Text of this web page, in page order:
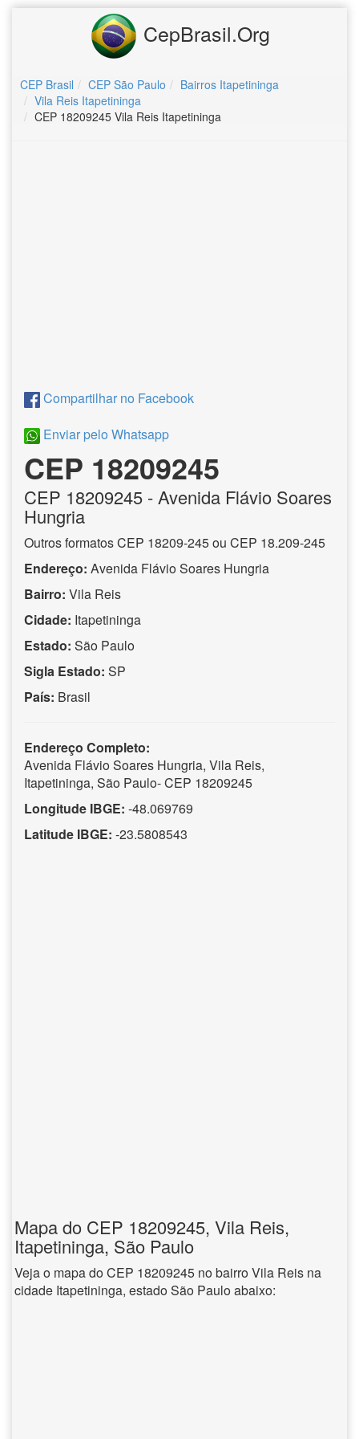
CepBrasil.Org
CEP Brasil CEP São Paulo
Bairros Itapetininga
Vila Reis Itapetininga
CEP 18209245 Vila Reis Itapetininga
Compartilhar no Facebook
Enviar pelo Whatsapp
CEP 18209245
CEP 18209245 - Avenida Flávio Soares
Hungria
Outros formatos CEP 18209-245 ou CEP 18.209-245
Endereço: Avenida Flávio Soares Hungria
Bairro: Vila Reis
Cidade: Itapetininga
Estado: São Paulo
Sigla Estado: SP
País: Brasil
Endereço Completo:
Avenida Flávio Soares Hungria, Vila Reis,
Itapetininga, São Paulo- CEP 18209245
Longitude IBGE: -48.069769
Latitude IBGE: -23.5808543
Mapa do CEP 18209245, Vila Reis,
Itapetininga, São Paulo
Veja o mapa do CEP 18209245 no bairro Vila Reis na
cidade Itapetininga, estado São Paulo abaixo: